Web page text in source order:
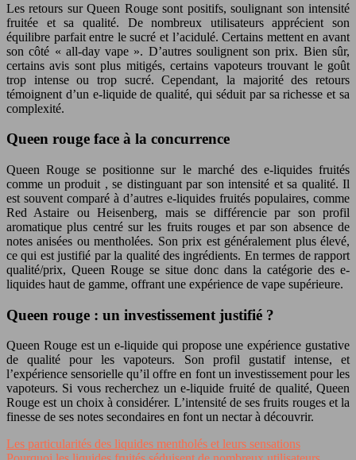
Les retours sur Queen Rouge sont positifs, soulignant son intensité
fruitée et sa qualité. De nombreux utilisateurs apprécient son
équilibre parfait entre le sucré et l’acidulé. Certains mettent en avant
son côté « all-day vape ». D’autres soulignent son prix. Bien sûr,
certains avis sont plus mitigés, certains vapoteurs trouvant le goût
trop intense ou trop sucré. Cependant, la majorité des retours
témoignent d’un e-liquide de qualité, qui séduit par sa richesse et sa
complexité.
Queen rouge face à la concurrence
Queen Rouge se positionne sur le marché des e-liquides fruités
comme un produit , se distinguant par son intensité et sa qualité. Il
est souvent comparé à d’autres e-liquides fruités populaires, comme
Red Astaire ou Heisenberg, mais se différencie par son profil
aromatique plus centré sur les fruits rouges et par son absence de
notes anisées ou mentholées. Son prix est généralement plus élevé,
ce qui est justifié par la qualité des ingrédients. En termes de rapport
qualité/prix, Queen Rouge se situe donc dans la catégorie des e-
liquides haut de gamme, offrant une expérience de vape supérieure.
Queen rouge : un investissement justifié ?
Queen Rouge est un e-liquide qui propose une expérience gustative
de qualité pour les vapoteurs. Son profil gustatif intense, et
l’expérience sensorielle qu’il offre en font un investissement pour les
vapoteurs. Si vous recherchez un e-liquide fruité de qualité, Queen
Rouge est un choix à considérer. L’intensité de ses fruits rouges et la
finesse de ses notes secondaires en font un nectar à découvrir.
Les particularités des liquides mentholés et leurs sensations